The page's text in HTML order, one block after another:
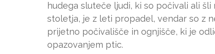
hudega sluteče ljudi, ki so počivali ali
stoletja, je z leti propadel, vendar so z
prijetno počivališče in ognjišče, ki je
opazovanjem ptic.